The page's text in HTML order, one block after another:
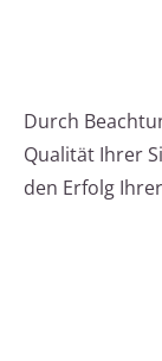
Durch
Qualität Ihrer
den Erfolg